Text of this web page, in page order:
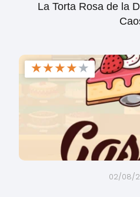
La Torta Rosa de la
★★★★★
02/08/